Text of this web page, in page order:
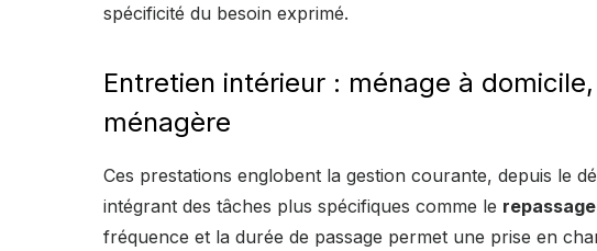
spécificité du besoin exprimé.
Entretien intérieur : ménage à
ménagère
Ces prestations englobent la gestion courante, depuis le
intégrant des tâches plus spécifiques comme le repassage
fréquence et la durée de passage permet une prise en